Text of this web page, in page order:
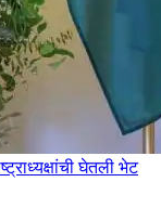
घेतली भेट